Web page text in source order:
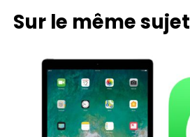
Sur le même sujet